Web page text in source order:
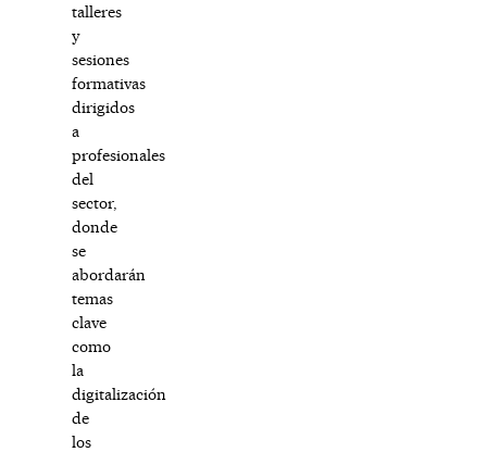
talleres
y
sesiones
formativas
dirigidos
a
profesionales
del
sector,
donde
se
abordarán
temas
clave
como
la
digitalización
de
los